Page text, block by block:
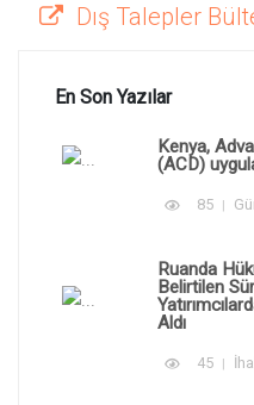
Dış Talepler
En Son Yazılar
Kenya,
(ACD)
85
Ruanda
Belirtilen
Aldı
45